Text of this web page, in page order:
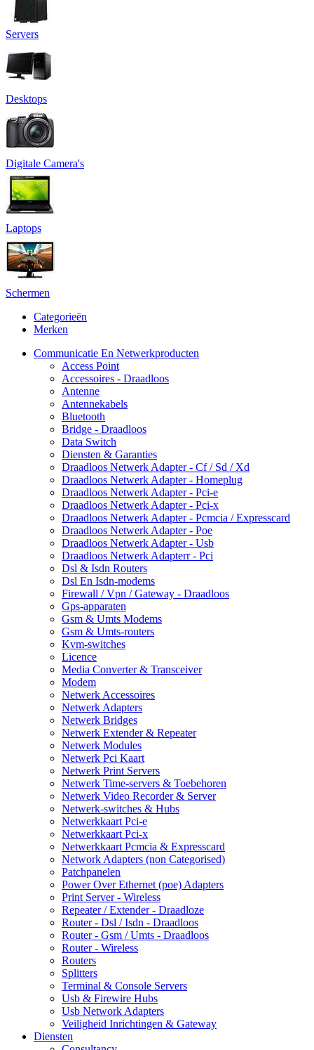
Servers
Desktops
Digitale Camera's
Laptops
Schermen
Categorieën
Merken
Communicatie En Netwerkproducten
Access Point
Accessoires - Draadloos
Antenne
Antennekabels
Bluetooth
Bridge - Draadloos
Data Switch
Diensten & Garanties
Draadloos Netwerk Adapter - Cf / Sd / Xd
Draadloos Netwerk Adapter - Homeplug
Draadloos Netwerk Adapter - Pci-e
Draadloos Netwerk Adapter - Pci-x
Draadloos Netwerk Adapter - Pcmcia / Expresscard
Draadloos Netwerk Adapter - Poe
Draadloos Netwerk Adapter - Usb
Draadloos Netwerk Adapterr - Pci
Dsl & Isdn Routers
Dsl En Isdn-modems
Firewall / Vpn / Gateway - Draadloos
Gps-apparaten
Gsm & Umts Modems
Gsm & Umts-routers
Kvm-switches
Licence
Media Converter & Transceiver
Modem
Netwerk Accessoires
Netwerk Adapters
Netwerk Bridges
Netwerk Extender & Repeater
Netwerk Modules
Netwerk Pci Kaart
Netwerk Print Servers
Netwerk Time-servers & Toebehoren
Netwerk Video Recorder & Server
Netwerk-switches & Hubs
Netwerkkaart Pci-e
Netwerkkaart Pci-x
Netwerkkaart Pcmcia & Expresscard
Network Adapters (non Categorised)
Patchpanelen
Power Over Ethernet (poe) Adapters
Print Server - Wireless
Repeater / Extender - Draadloze
Router - Dsl / Isdn - Draadloos
Router - Gsm / Umts - Draadloos
Router - Wireless
Routers
Splitters
Terminal & Console Servers
Usb & Firewire Hubs
Usb Network Adapters
Veiligheid Inrichtingen & Gateway
Diensten